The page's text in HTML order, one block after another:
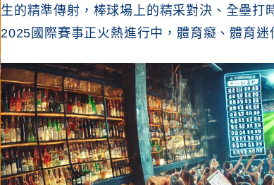
生的精準傳射，棒球場上的精采對決、全壘打
2025國際賽事正火熱進行中，體育癡、體育迷